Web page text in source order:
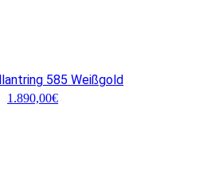
585 Weißgold
1.890,00€